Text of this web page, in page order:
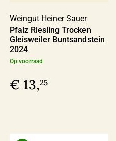
Weingut Heiner Sauer
Pfalz Riesling Trocken
Gleisweiler Buntsandstein
2024
Op voorraad
€ 13,25